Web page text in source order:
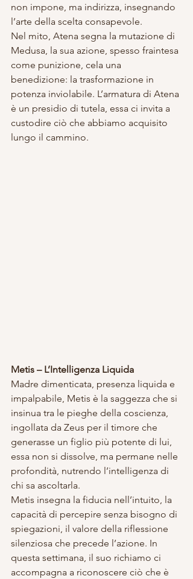
non impone, ma indirizza, insegnando
l’arte della scelta consapevole.
Nel mito, Atena segna la mutazione di
Medusa, la sua azione, spesso fraintesa
come punizione, cela una
benedizione: la trasformazione in
potenza inviolabile. L’armatura di Atena
è un presidio di tutela, essa ci invita a
custodire ciò che abbiamo acquisito
lungo il cammino.
Metis – L’Intelligenza Liquida
Madre dimenticata, presenza liquida e
impalpabile, Metis è la saggezza che si
insinua tra le pieghe della coscienza,
ingollata da Zeus per il timore che
generasse un figlio più potente di lui,
essa non si dissolve, ma permane nelle
profondità, nutrendo l’intelligenza di
chi sa ascoltarla.
Metis insegna la fiducia nell’intuito, la
capacità di percepire senza bisogno di
spiegazioni, il valore della riflessione
silenziosa che precede l’azione. In
questa settimana, il suo richiamo ci
accompagna a riconoscere ciò che è